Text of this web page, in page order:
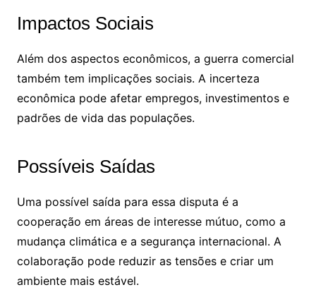
Impactos Sociais
Além dos aspectos econômicos, a guerra comercial
também tem implicações sociais. A incerteza
econômica pode afetar empregos, investimentos e
padrões de vida das populações.
Possíveis Saídas
Uma possível saída para essa disputa é a
cooperação em áreas de interesse mútuo, como a
mudança climática e a segurança internacional. A
colaboração pode reduzir as tensões e criar um
ambiente mais estável.